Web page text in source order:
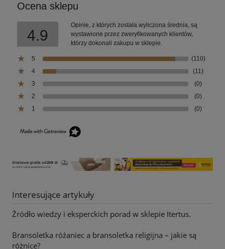
Ocena sklepu
4.9
Opinie, z których została wyliczona średnia, są
wystawione przez zweryfikowanych klientów,
którzy dokonali zakupu w sklepie.
5
(110)
4
(11)
3
(0)
2
(0)
1
(0)
Interesujące artykuły
Źródło wiedzy i eksperckich porad w sklepie Itertus.
Bransoletka różaniec a bransoletka religijna – jakie są
różnice?